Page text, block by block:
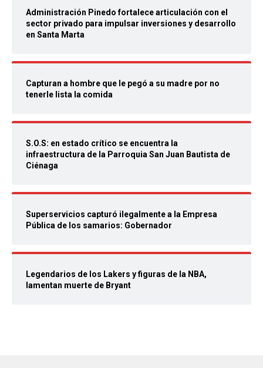
Administración Pinedo fortalece articulación con el
sector privado para impulsar inversiones y desarrollo
en Santa Marta
Capturan a hombre que le pegó a su madre por no
tenerle lista la comida
S.O.S: en estado crítico se encuentra la
infraestructura de la Parroquia San Juan Bautista de
Ciénaga
Superservicios capturó ilegalmente a la Empresa
Pública de los samarios: Gobernador
Legendarios de los Lakers y figuras de la NBA,
lamentan muerte de Bryant